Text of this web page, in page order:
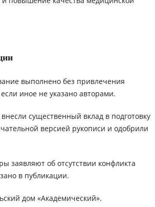
выполнено без привлечения
иное не указано авторами.
существенный вклад в подготовку
версией рукописи и одобрили
заявляют об отсутствии конфликта
в публикации.
дом «Академический».